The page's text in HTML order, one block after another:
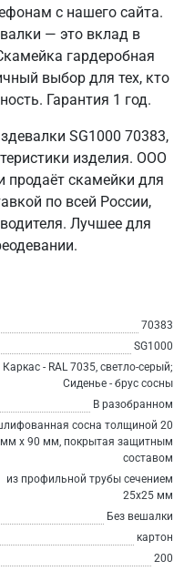
с нашего сайта.
— это вклад в
гардеробная
выбор для тех, кто
Гарантия 1 год.
SG1000 70383,
изделия. ООО
продаёт скамейки для
по всей России,
Лучшее для
70383
SG1000
Каркас - RAL 7035, светло-серый;
Сиденье - брус сосны
В разобранном
сосна толщиной 20
мм х 90 мм, покрытая защитным
составом
из профильной трубы сечением
25х25 мм
Без вешалки
картон
200